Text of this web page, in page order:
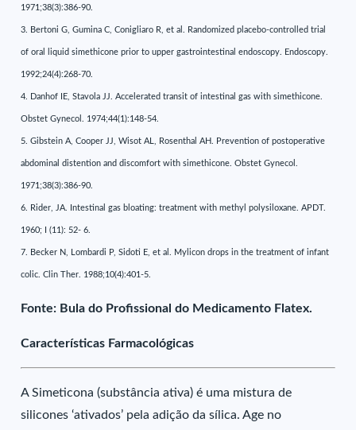
1971;38(3):386-90.
3. Bertoni G, Gumina C, Conigliaro R, et al. Randomized placebo-controlled trial
of oral liquid simethicone prior to upper gastrointestinal endoscopy. Endoscopy.
1992;24(4):268-70.
4. Danhof IE, Stavola JJ. Accelerated transit of intestinal gas with simethicone.
Obstet Gynecol. 1974;44(1):148-54.
5. Gibstein A, Cooper JJ, Wisot AL, Rosenthal AH. Prevention of postoperative
abdominal distention and discomfort with simethicone. Obstet Gynecol.
1971;38(3):386-90.
6. Rider, JA. Intestinal gas bloating: treatment with methyl polysiloxane. APDT.
1960; I (11): 52- 6.
7. Becker N, Lombardi P, Sidoti E, et al. Mylicon drops in the treatment of infant
colic. Clin Ther. 1988;10(4):401-5.
Fonte: Bula do Profissional do Medicamento Flatex.
Características Farmacológicas
A Simeticona (substância ativa) é uma mistura de
silicones ‘ativados’ pela adição da sílica. Age no